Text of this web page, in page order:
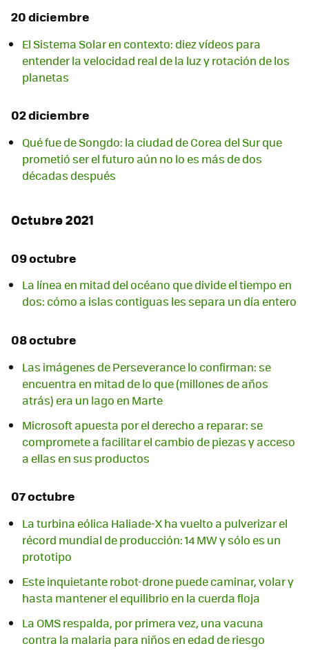
20 diciembre
El Sistema Solar en contexto: diez vídeos para
entender la velocidad real de la luz y rotación de los
planetas
02 diciembre
Qué fue de Songdo: la ciudad de Corea del Sur que
prometió ser el futuro aún no lo es más de dos
décadas después
Octubre 2021
09 octubre
La línea en mitad del océano que divide el tiempo en
dos: cómo a islas contiguas les separa un día entero
08 octubre
Las imágenes de Perseverance lo confirman: se
encuentra en mitad de lo que (millones de años
atrás) era un lago en Marte
Microsoft apuesta por el derecho a reparar: se
compromete a facilitar el cambio de piezas y acceso
a ellas en sus productos
07 octubre
La turbina eólica Haliade-X ha vuelto a pulverizar el
récord mundial de producción: 14 MW y sólo es un
prototipo
Este inquietante robot-drone puede caminar, volar y
hasta mantener el equilibrio en la cuerda floja
La OMS respalda, por primera vez, una vacuna
contra la malaria para niños en edad de riesgo